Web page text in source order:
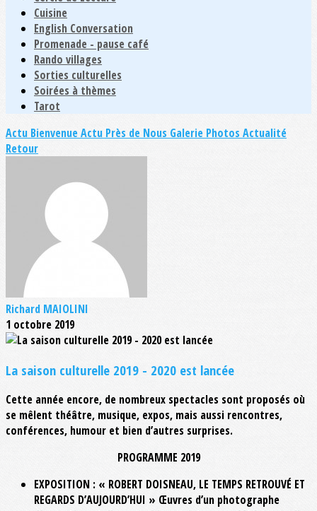
Cuisine
English Conversation
Promenade - pause café
Rando villages
Sorties culturelles
Soirées à thèmes
Tarot
Actu BienvenueActu Près de Nous Galerie Photos Actualité
Retour
Richard MAIOLINI
1 octobre 2019
La saison culturelle 2019 - 2020 est lancée
Cette année encore, de nombreux spectacles sont proposés où
se mêlent théâtre, musique, expos, mais aussi rencontres,
conférences, humour et bien d’autres surprises.
PROGRAMME 2019
EXPOSITION : « ROBERT DOISNEAU, LE TEMPS RETROUVÉ ET
REGARDS D’AUJOURD’HUI » Œuvres d’un photographe